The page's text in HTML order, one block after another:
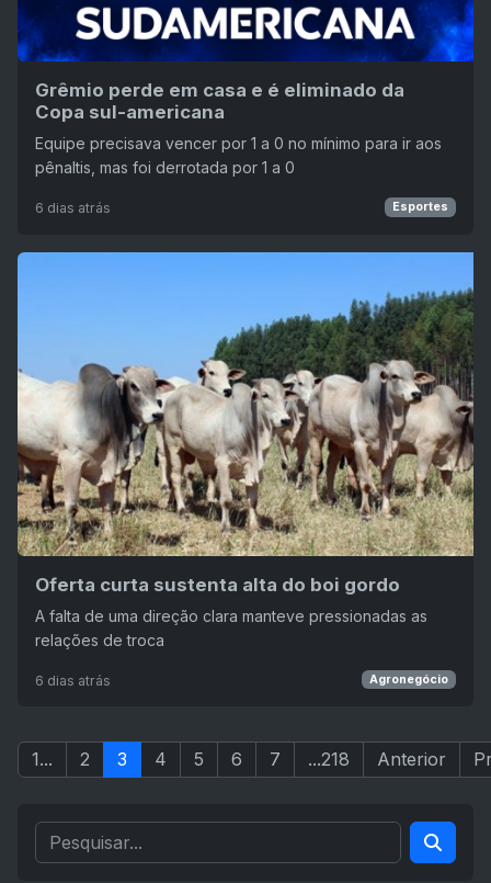
Grêmio perde em casa e é eliminado da
Copa sul-americana
Equipe precisava vencer por 1 a 0 no mínimo para ir aos
pênaltis, mas foi derrotada por 1 a 0
6 dias atrás Esportes
Oferta curta sustenta alta do boi gordo
A falta de uma direção clara manteve pressionadas as
relações de troca
6 dias atrás Agronegócio
1... 2 3 4 5 6 7 ...218 Anterior